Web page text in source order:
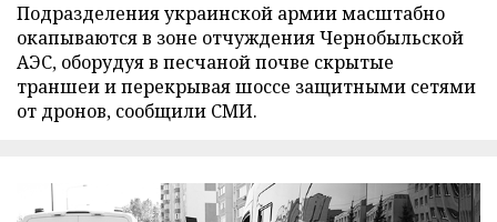
Подразделения украинской армии масштабно
окапываются в зоне отчуждения Чернобыльской
АЭС, оборудуя в песчаной почве скрытые
траншеи и перекрывая шоссе защитными сетями
от дронов, сообщили СМИ.